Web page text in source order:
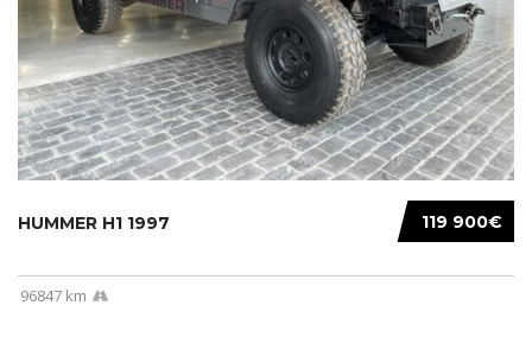
119 900€
HUMMER H1 1997
96847 km